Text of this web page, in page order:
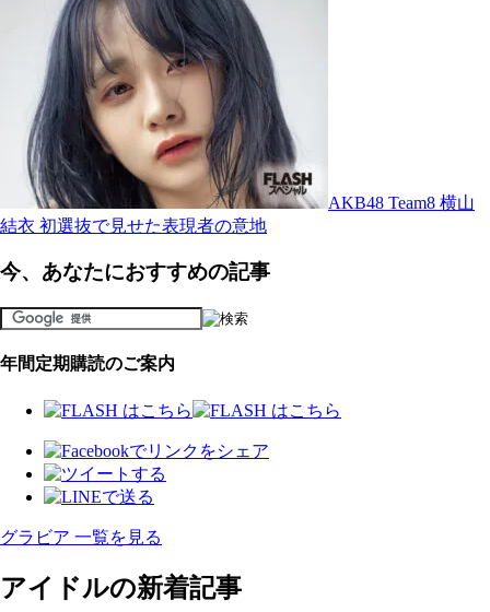
AKB48 Team8 横山
結衣 初選抜で見せた表現者の意地
今、あなたにおすすめの記事
年間定期購読のご案内
グラビア 一覧を見る
アイドルの新着記事